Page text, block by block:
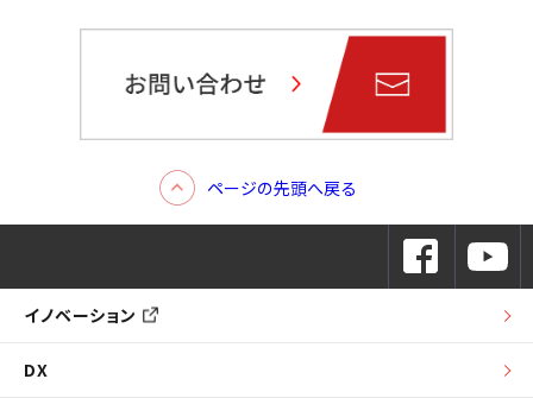
ページの先頭へ戻る
イノベーション
DX